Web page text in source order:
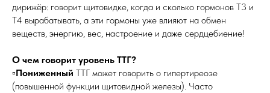
дирижёр: говорит щитовидке, когда и сколько гормонов Т3 и
Т4 вырабатывать, а эти гормоны уже влияют на обмен
веществ, энергию, вес, настроение и даже сердцебиение!
О чем говорит уровень ТТГ?
▫️Пониженный ТТГ может говорить о гипертиреозе
(повышенной функции щитовидной железы). Часто